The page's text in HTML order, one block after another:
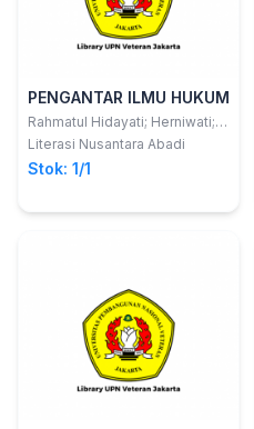
PENGANTAR ILMU HUKUM
Rahmatul Hidayati; Herniwati;
Sifaul Amin; Micael Josviranto,
Heliany, Maximinus Adrianus
Daku, Agus Hermanto, Siti
Literasi Nusantara Abadi
Stok: 1/1